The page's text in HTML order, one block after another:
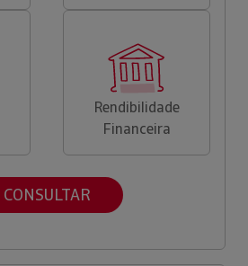
Rendibilidade
Financeira
CONSULTAR